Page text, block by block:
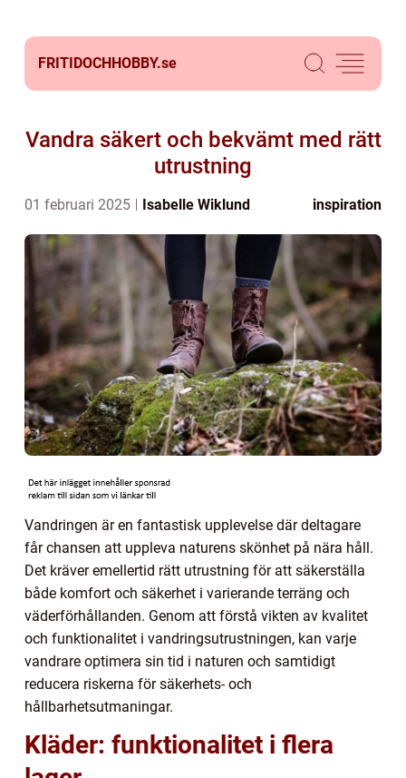
FRITIDOCHHOBBY.se
Vandra säkert och bekvämt med rätt
utrustning
01 februari 2025 Isabelle Wiklund inspiration
Vandringen är en fantastisk upplevelse där deltagare
får chansen att uppleva naturens skönhet på nära håll.
Det kräver emellertid rätt utrustning för att säkerställa
både komfort och säkerhet i varierande terräng och
väderförhållanden. Genom att förstå vikten av kvalitet
och funktionalitet i vandringsutrustningen, kan varje
vandrare optimera sin tid i naturen och samtidigt
reducera riskerna för säkerhets- och
hållbarhetsutmaningar.
Kläder: funktionalitet i flera